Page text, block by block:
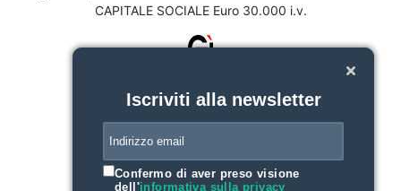
CAPITALE SOCIALE Euro 30.000 i.v.
Iscriviti alla newsletter
Confermo di aver preso visione
dell'informativa sulla privacy